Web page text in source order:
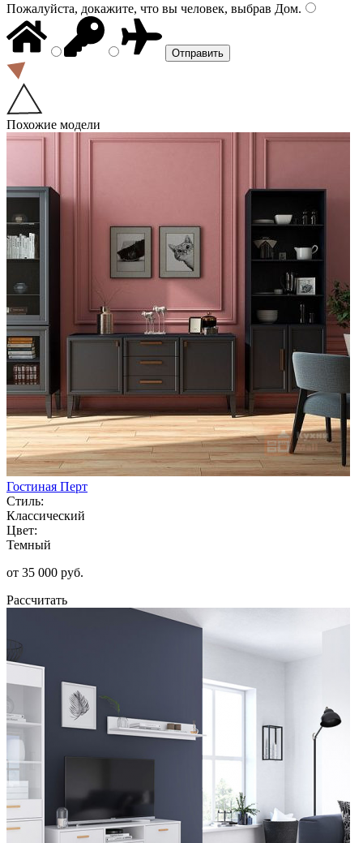
Пожалуйста, докажите, что вы человек, выбрав Дом.
Похожие модели
Гостиная Перт
Стиль:
Классический
Цвет:
Темный
от 35 000 руб.
Рассчитать